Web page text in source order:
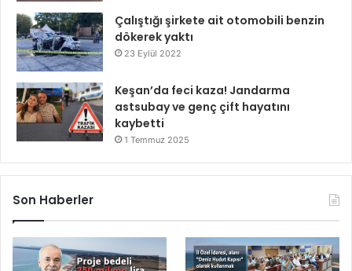
Çalıştığı şirkete ait otomobili benzin
dökerek yaktı
23 Eylül 2022
Keşan’da feci kaza! Jandarma
astsubay ve genç çift hayatını
kaybetti
1 Temmuz 2025
Son Haberler